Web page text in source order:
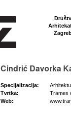
Cindrić Davorka
Specijalizacija:
Tvrtka:
Trames
Web: